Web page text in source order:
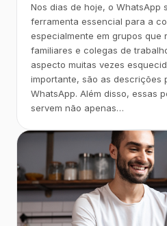
Nos dias de hoje, o WhatsApp
ferramenta essencial para a
especialmente em grupos que
familiares e colegas de
aspecto muitas vezes
importante, são as descrições
WhatsApp. Além disso, essas
servem não apenas…